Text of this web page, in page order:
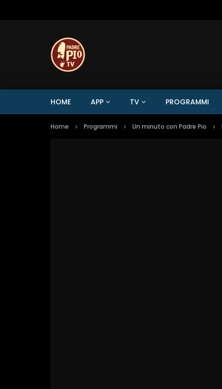
HOME APP TV PROGRAMMI
Home Programmi Un minuto con Padre Pio